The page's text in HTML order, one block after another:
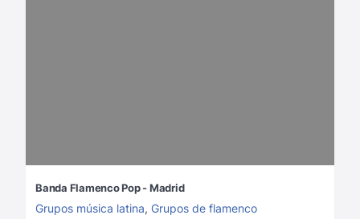
Banda Flamenco Pop - Madrid
Grupos música latina, Grupos de flamenco